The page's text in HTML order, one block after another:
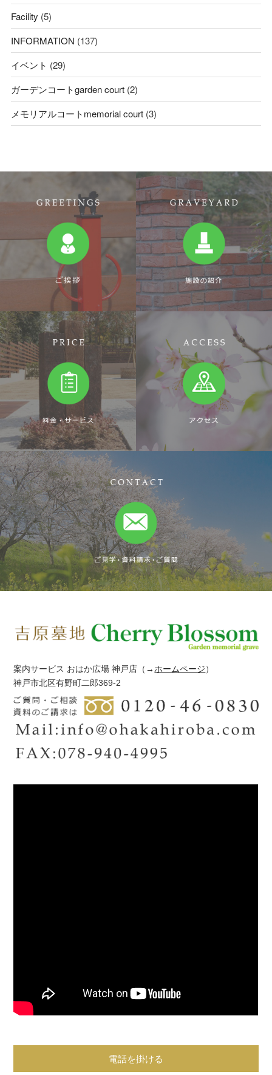
Facility (5)
INFORMATION (137)
イベント (29)
ガーデンコートgarden court(2)
メモリアルコートmemorial court(3)
案内サービス おはか広場 神戸店 （→ホームページ）
神戸市北区有野町二郎369-2
電話を掛ける